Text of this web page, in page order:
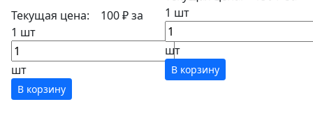
Текущая цена:
100 ₽за
1 шт
шт
В корзину
1 шт
шт
В корзину